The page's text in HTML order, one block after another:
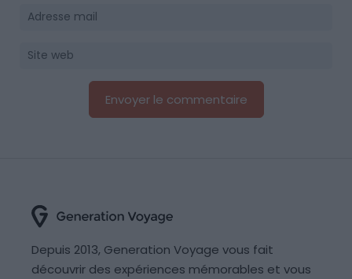
Depuis 2013, Generation Voyage vous fait
découvrir des expériences mémorables et vous